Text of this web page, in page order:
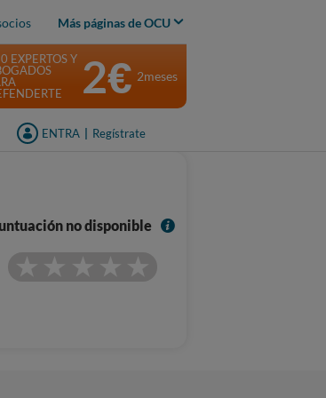
Más páginas de OCU
ENTRA Regístrate
EXPERTOS Y 2€ 2meses
no disponible
I